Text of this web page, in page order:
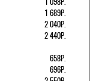
1 689Р.
2 040Р.
2 440Р.
658Р.
696Р.